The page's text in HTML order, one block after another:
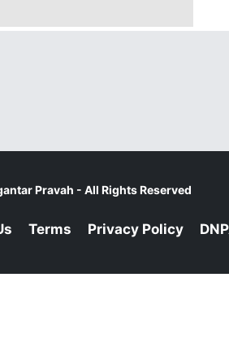
Pravah - All Rights Reserved
Terms Privacy Policy